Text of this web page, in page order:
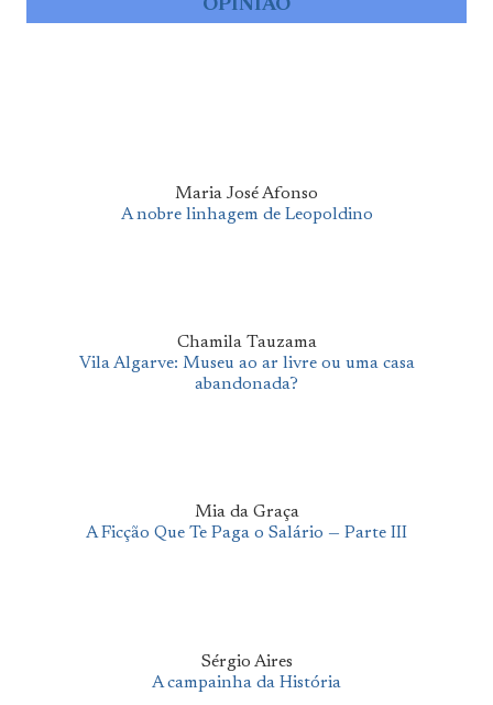
OPINIÃO
Maria José Afonso
A nobre linhagem de Leopoldino
Chamila Tauzama
Vila Algarve: Museu ao ar livre ou uma casa
abandonada?
Mia da Graça
A Ficção Que Te Paga o Salário — Parte III
Sérgio Aires
A campainha da História